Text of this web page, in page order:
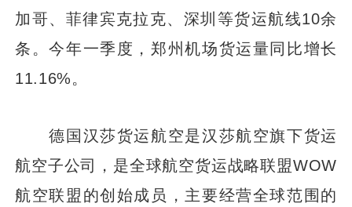
加哥、菲律宾克拉克、深圳等货运航线10余
条。今年一季度，郑州机场货运量同比增长
11.16%。
德国汉莎货运航空是汉莎航空旗下货运
航空子公司，是全球航空货运战略联盟WOW
航空联盟的创始成员，主要经营全球范围的